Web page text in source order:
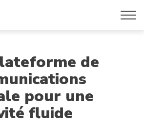
de
pour une
fluide